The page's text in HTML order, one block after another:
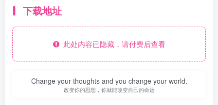
下载地址
此处内容已隐藏，请付费后查看
Change your thoughts and you change your world.
改变你的思想，你就能改变自己的命运